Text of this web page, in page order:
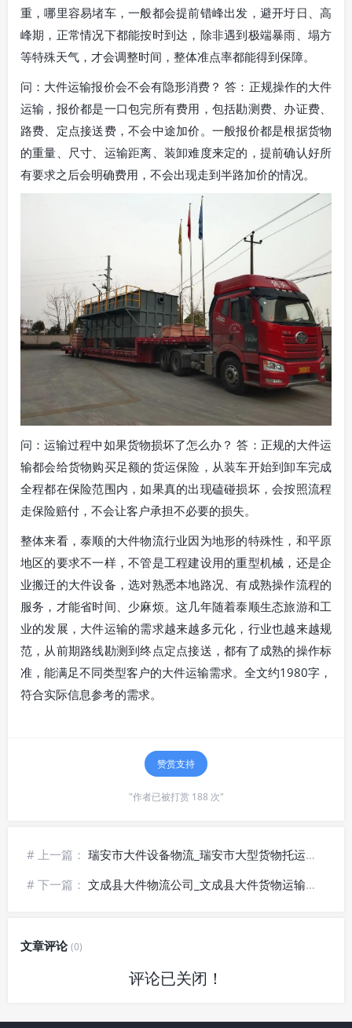
重，哪里容易堵车，一般都会提前错峰出发，避开圩日、高
峰期，正常情况下都能按时到达，除非遇到极端暴雨、塌方
等特殊天气，才会调整时间，整体准点率都能得到保障。
问：大件运输报价会不会有隐形消费？ 答：正规操作的大件
运输，报价都是一口包完所有费用，包括勘测费、办证费、
路费、定点接送费，不会中途加价。一般报价都是根据货物
的重量、尺寸、运输距离、装卸难度来定的，提前确认好所
有要求之后会明确费用，不会出现走到半路加价的情况。
问：运输过程中如果货物损坏了怎么办？ 答：正规的大件运
输都会给货物购买足额的货运保险，从装车开始到卸车完成
全程都在保险范围内，如果真的出现磕碰损坏，会按照流程
走保险赔付，不会让客户承担不必要的损失。
整体来看，泰顺的大件物流行业因为地形的特殊性，和平原
地区的要求不一样，不管是工程建设用的重型机械，还是企
业搬迁的大件设备，选对熟悉本地路况、有成熟操作流程的
服务，才能省时间、少麻烦。这几年随着泰顺生态旅游和工
业的发展，大件运输的需求越来越多元化，行业也越来越规
范，从前期路线勘测到终点定点接送，都有了成熟的操作标
准，能满足不同类型客户的大件运输需求。全文约1980字，
符合实际信息参考的需求。
赞赏支持
"作者已被打赏 188 次"
# 上一篇： 瑞安市大件设备物流_瑞安市大型货物托运_瑞安市工程机械运送·上门取货
# 下一篇： 文成县大件物流公司_文成县大件货物运输_文成县重型机械托运·全程监护
文章评论(0)
评论已关闭！